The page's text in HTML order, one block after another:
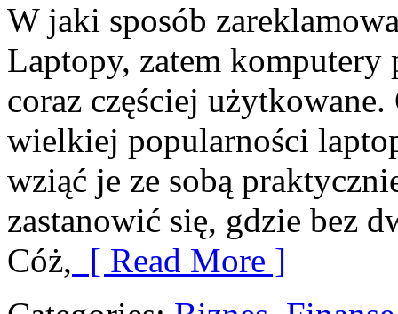
W jaki sposób
Laptopy, zatem komputery
coraz częściej
wielkiej popularności
wziąć je ze sobą
zastanowić się, gdzie bez
Cóż, [ Read More ]